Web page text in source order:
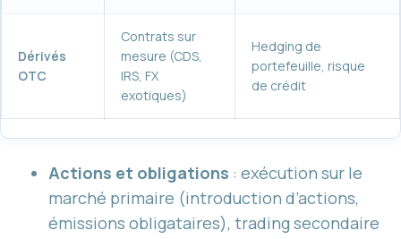
Dérivés
OTC
Contrats sur
mesure (CDS,
IRS, FX
exotiques)
Hedging de
portefeuille, risque
de crédit
Actions et obligations : exécution sur le
marché primaire (introduction d’actions,
émissions obligataires), trading secondaire